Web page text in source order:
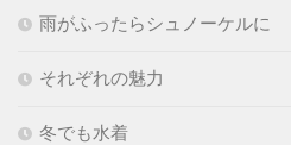
雨がふったらシュノーケルに
それぞれの魅力
冬でも水着